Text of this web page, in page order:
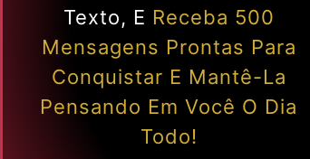
Texto, E Receba 500
Mensagens Prontas Para
Conquistar E Mantê-La
Pensando Em Você O Dia
Todo!